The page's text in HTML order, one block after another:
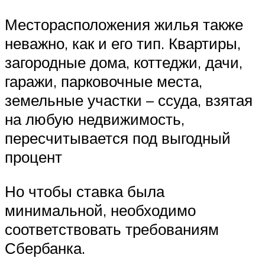
Месторасположения жилья также
неважно, как и его тип. Квартиры,
загородные дома, коттеджи, дачи,
гаражи, парковочные места,
земельные участки – ссуда, взятая
на любую недвижимость,
пересчитывается под выгодный
процент
Но чтобы ставка была
минимальной, необходимо
соответствовать требованиям
Сбербанка.